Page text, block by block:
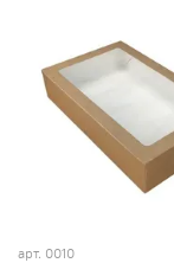
арт. 0010